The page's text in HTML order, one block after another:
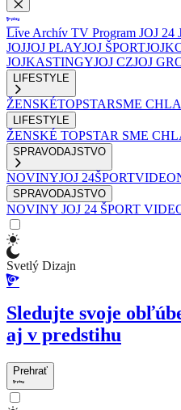
Live Archív TV Program JOJ 24
JOJJOJ PLAYJOJ ŠPORT
JOJKASTINGYJOJ CZJOJ
LIFESTYLE
ŽENSKÉTOPSTARSME
LIFESTYLE
ŽENSKÉ TOPSTAR SME
SPRAVODAJSTVO
NOVINYJOJ 24ŠPORT
SPRAVODAJSTVO
NOVINY JOJ 24 ŠPORT
Svetlý Dizajn
Sledujte svoje
aj v predstihu
Prehrať